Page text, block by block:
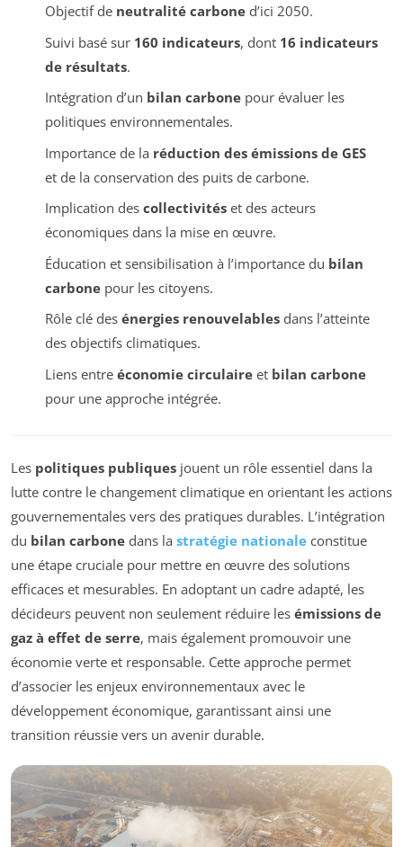
Objectif de neutralité carboned’ici 2050.
Suivi basé sur 160 indicateurs, dont 16 indicateurs
de résultats.
Intégration d’un bilan carbonepour évaluer les
politiques environnementales.
Importance de la réduction des émissions de GES
et de la conservation des puits de carbone.
Implication des collectivitéset des acteurs
économiques dans la mise en œuvre.
Éducation et sensibilisation à l’importance du bilan
carbonepour les citoyens.
Rôle clé des énergies renouvelablesdans l’atteinte
des objectifs climatiques.
Liens entre économie circulaireet bilan carbone
pour une approche intégrée.
Les politiques publiques jouent un rôle essentiel dans la
lutte contre le changement climatique en orientant les actions
gouvernementales vers des pratiques durables. L’intégration
du bilan carbone dans la stratégie nationale constitue
une étape cruciale pour mettre en œuvre des solutions
efficaces et mesurables. En adoptant un cadre adapté, les
décideurs peuvent non seulement réduire les émissions de
gaz à effet de serre, mais également promouvoir une
économie verte et responsable. Cette approche permet
d’associer les enjeux environnementaux avec le
développement économique, garantissant ainsi une
transition réussie vers un avenir durable.